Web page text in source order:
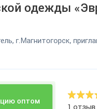
одежды
г.Магнитогорск,
оптом
1 отзыв